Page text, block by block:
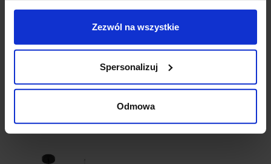
Zezwól na wszystkie
Spersonalizuj
Odmowa
LUCES TIGRE LE41791
695,00 zł
LUCES TIGRE LE41792
5xG9
998,00 zł